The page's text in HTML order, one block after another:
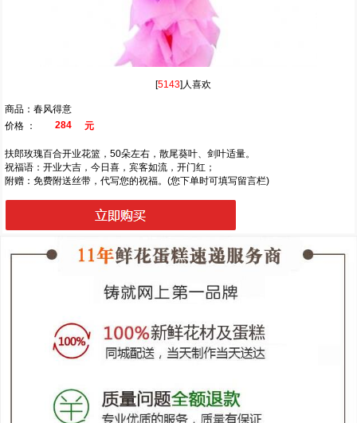
[5143]人喜欢
商品：春风得意
价格 ：
284 元
扶郎玫瑰百合开业花篮，50朵左右，散尾葵叶、剑叶适量。
祝福语：开业大吉，今日喜，宾客如流，开门红；
附赠：免费附送丝带，代写您的祝福。(您下单时可填写留言栏)